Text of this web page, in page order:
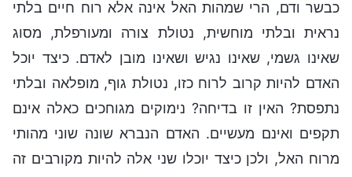
כבשר ודם, הרי שמהות האל אינה אלא רוח חיים בלתי
נראית ובלתי מוחשית, נטולת צורה ומעורפלת, מסוג
שאינו גשמי, שאינו נגיש ושאינו מובן לאדם. כיצד יוכל
האדם להיות קרוב לרוח כזו, נטולת גוף, מופלאה ובלתי
נתפסת? האין זו בדיחה? נימוקים מגוחכים כאלה אינם
תקפים ואינם מעשיים. האדם הנברא שונה שוני מהותי
מרוח האל, ולכן כיצד יוכלו שני אלה להיות מקורבים זה